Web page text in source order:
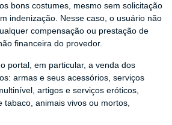
bons costumes, mesmo sem solicitação
indenização. Nesse caso, o usuário não
compensação ou prestação de
financeira do provedor.
portal, em particular, a venda dos
armas e seus acessórios, serviços
artigos e serviços eróticos,
tabaco, animais vivos ou mortos,